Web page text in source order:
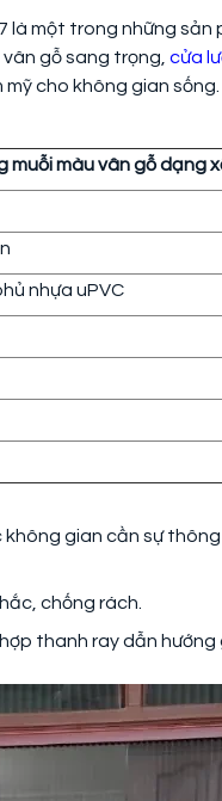
là một trong những sản
gỗ sang trọng, cửa
cho không gian sống.
muỗi màu vân gỗ dạng
nhựa uPVC
gian cần sự
chống rách.
thanh ray dẫn hướng